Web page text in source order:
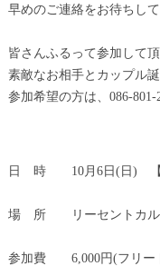
早めのご連絡をお待ちし
皆さんふるって参加して
素敵なお相手とカップル
参加希望の方は、086-
日 時 10月6日(日) 【受
場 所 リーセントカル
参加費 6,000円(フリー